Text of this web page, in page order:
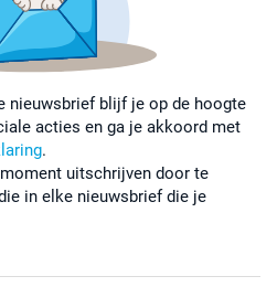
nieuwsbrief blijf je op de hoogte
acties en ga je akkoord met
.
uitschrijven door te
in elke nieuwsbrief die je